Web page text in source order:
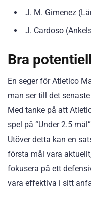
J. M. Gimenez
J. Cardoso
Bra
En seger för Atletico
man ser till det
Med tanke på att
spel på “Under 2.5
Utöver detta kan en
första mål vara
fokusera på ett
vara effektiva i sitt